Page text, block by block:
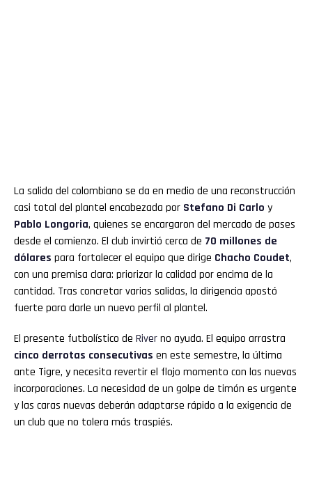
La salida del colombiano se da en medio de una reconstrucción
casi total del plantel encabezada por Stefano Di Carlo y
Pablo Longoria, quienes se encargaron del mercado de pases
desde el comienzo. El club invirtió cerca de 70 millones de
dólares para fortalecer el equipo que dirige Chacho Coudet,
con una premisa clara: priorizar la calidad por encima de la
cantidad. Tras concretar varias salidas, la dirigencia apostó
fuerte para darle un nuevo perfil al plantel.
El presente futbolístico de Riverno ayuda. El equipo arrastra
cinco derrotas consecutivas en este semestre, la última
ante Tigre, y necesita revertir el flojo momento con las nuevas
incorporaciones. La necesidad de un golpe de timón es urgente
y las caras nuevas deberán adaptarse rápido a la exigencia de
un club que no tolera más traspiés.